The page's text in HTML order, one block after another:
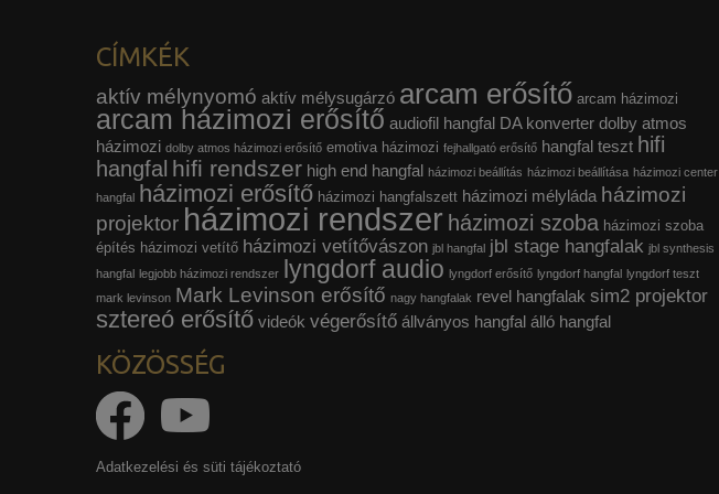
CÍMKÉK
aktív mélynyomó aktív mélysugárzó arcam erősítő arcam házimozi
arcam házimozi erősítő audiofil hangfal DA konverter dolby atmos
házimozi dolby atmos házimozi erősítő emotiva házimozi fejhallgató erősítő hangfal teszt hifi
hangfal hifi rendszer high end hangfal házimozi beállítás házimozi beállítása házimozi center
hangfal házimozi erősítő házimozi hangfalszett házimozi mélyláda házimozi
projektor házimozi rendszer házimozi szoba házimozi szoba
építés házimozi vetítő házimozi vetítővászon jbl hangfal jbl stage hangfalak jbl synthesis
hangfal legjobb házimozi rendszer lyngdorf audio lyngdorf erősítő lyngdorf hangfal lyngdorf teszt
mark levinson Mark Levinson erősítő nagy hangfalak revel hangfalak sim2 projektor
sztereó erősítő videók végerősítő állványos hangfal álló hangfal
KÖZÖSSÉG
Adatkezelési és süti tájékoztató